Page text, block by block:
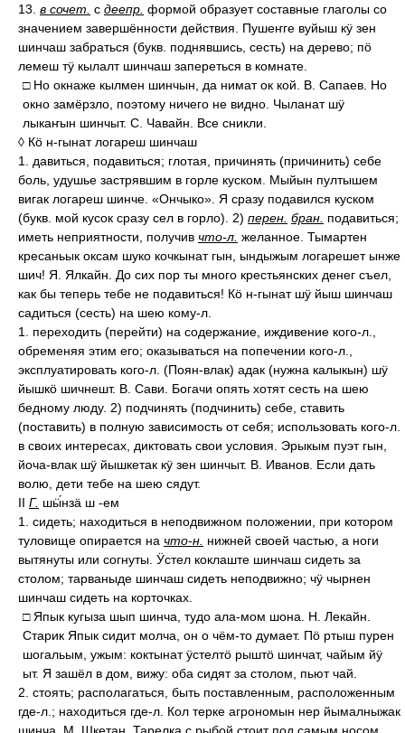
13. в сочет. с деепр. формой образует составные глаголы со
значением завершённости действия. Пушеҥге вуйыш кӱ зен
шинчаш забраться (букв. поднявшись, сесть) на дерево; пӧ
лемеш тӱ кылалт шинчаш запереться в комнате.
□ Но окнаже кылмен шинчын, да нимат ок кой. В. Сапаев. Но
окно замёрзло, поэтому ничего не видно. Чыланат шӱ
лыкаҥын шинчыт. С. Чавайн. Все сникли.
◊ Кӧ н-гынат логареш шинчаш
1. давиться, подавиться; глотая, причинять (причинить) себе
боль, удушье застрявшим в горле куском. Мыйын пултышем
вигак логареш шинче. «Ончыко». Я сразу подавился куском
(букв. мой кусок сразу сел в горло). 2) перен. бран. подавиться;
иметь неприятности, получив что-л. желанное. Тымартен
кресаньык оксам шуко кочкынат гын, ындыжым логарешет ынже
шич! Я. Ялкайн. До сих пор ты много крестьянских денег съел,
как бы теперь тебе не подавиться! Кӧ н-гынат шӱ йыш шинчаш
садиться (сесть) на шею кому-л.
1. переходить (перейти) на содержание, иждивение кого-л.,
обременяя этим его; оказываться на попечении кого-л.,
эксплуатировать кого-л. (Поян-влак) адак (нужна калыкын) шӱ
йышкӧ шичнешт. В. Сави. Богачи опять хотят сесть на шею
бедному люду. 2) подчинять (подчинить) себе, ставить
(поставить) в полную зависимость от себя; использовать кого-л.
в своих интересах, диктовать свои условия. Эрыкым пуэт гын,
йоча-влак шӱ йышкетак кӱ зен шинчыт. В. Иванов. Если дать
волю, дети тебе на шею сядут.
II Г. шӹ́нзӓ ш -ем
1. сидеть; находиться в неподвижном положении, при котором
туловище опирается на что-н. нижней своей частью, а ноги
вытянуты или согнуты. Ӱстел коклаште шинчаш сидеть за
столом; тарваныде шинчаш сидеть неподвижно; чӱ чырнен
шинчаш сидеть на корточках.
□ Япык кугыза шып шинча, тудо ала-мом шона. Н. Лекайн.
Старик Япык сидит молча, он о чём-то думает. Пӧ ртыш пурен
шогальым, ужым: коктынат ӱстелтӧ рыштӧ шинчат, чайым йӱ
ыт. Я зашёл в дом, вижу: оба сидят за столом, пьют чай.
2. стоять; располагаться, быть поставленным, расположенным
где-л.; находиться где-л. Кол терке агрономын нер йымалныжак